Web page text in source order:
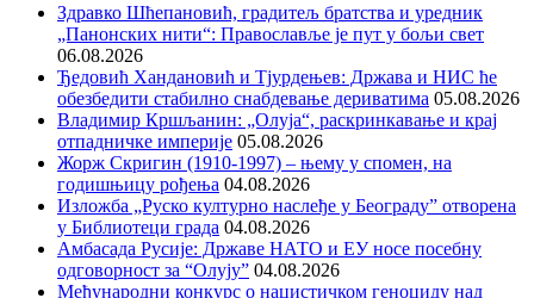
Здравко Шћепановић, градитељ братства и уредник
„Панонских нити“: Православље је пут у бољи свет
06.08.2026
Ђедовић Хандановић и Тјурдењев: Држава и НИС ће
обезбедити стабилно снабдевање дериватима 05.08.2026
Владимир Кршљанин: „Олуја“, раскринкавање и крај
отпадничке империје 05.08.2026
Жорж Скригин (1910-1997) – њему у спомен, на
годишњицу рођења 04.08.2026
Изложба „Руско културно наслеђе у Београду” отворена
у Библиотеци града 04.08.2026
Амбасада Русије: Државе НАТО и ЕУ носе посебну
одговорност за “Олују” 04.08.2026
Међународни конкурс о нацистичком геноциду над